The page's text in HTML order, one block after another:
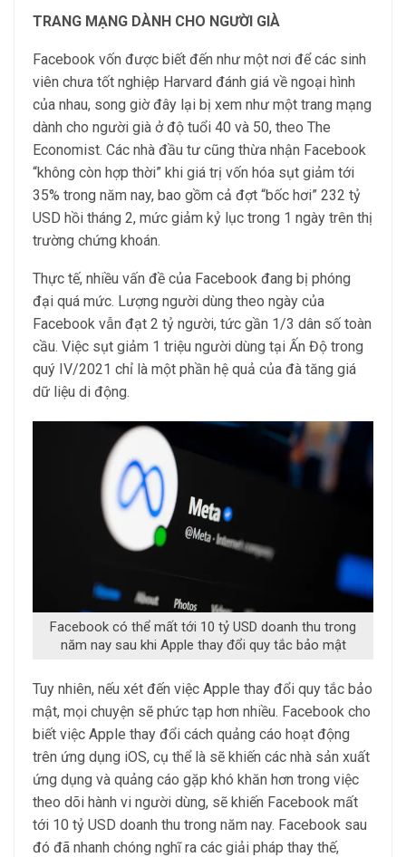
TRANG MẠNG DÀNH CHO NGƯỜI GIÀ
Facebook vốn được biết đến như một nơi để các sinh
viên chưa tốt nghiệp Harvard đánh giá về ngoại hình
của nhau, song giờ đây lại bị xem như một trang mạng
dành cho người già ở độ tuổi 40 và 50, theo The
Economist. Các nhà đầu tư cũng thừa nhận Facebook
“không còn hợp thời” khi giá trị vốn hóa sụt giảm tới
35% trong năm nay, bao gồm cả đợt “bốc hơi” 232 tỷ
USD hồi tháng 2, mức giảm kỷ lục trong 1 ngày trên thị
trường chứng khoán.
Thực tế, nhiều vấn đề của Facebook đang bị phóng
đại quá mức. Lượng người dùng theo ngày của
Facebook vẫn đạt 2 tỷ người, tức gần 1/3 dân số toàn
cầu. Việc sụt giảm 1 triệu người dùng tại Ấn Độ trong
quý IV/2021 chỉ là một phần hệ quả của đà tăng giá
dữ liệu di động.
Facebook có thể mất tới 10 tỷ USD doanh thu trong
năm nay sau khi Apple thay đổi quy tắc bảo mật
Tuy nhiên, nếu xét đến việc Apple thay đổi quy tắc bảo
mật, mọi chuyện sẽ phức tạp hơn nhiều. Facebook cho
biết việc Apple thay đổi cách quảng cáo hoạt động
trên ứng dụng iOS, cụ thể là sẽ khiến các nhà sản xuất
ứng dụng và quảng cáo gặp khó khăn hơn trong việc
theo dõi hành vi người dùng, sẽ khiến Facebook mất
tới 10 tỷ USD doanh thu trong năm nay. Facebook sau
đó đã nhanh chóng nghĩ ra các giải pháp thay thế,